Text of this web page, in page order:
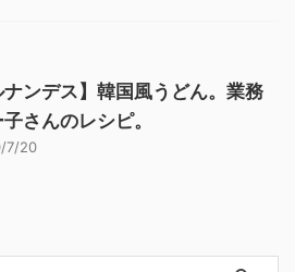
ナンデス】韓国風うどん。業務
さんのレシピ。
7/20